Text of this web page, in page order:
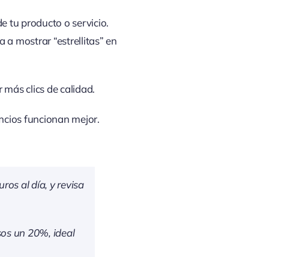
tu producto o servicio.
a mostrar “estrellitas” en
clics de calidad.
funcionan mejor.
al día, y revisa
un 20%, ideal